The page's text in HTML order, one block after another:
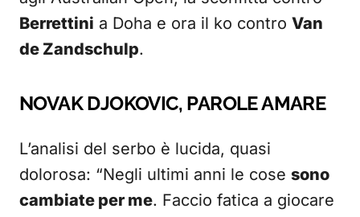
Berrettini a Doha e ora il ko contro Van
de Zandschulp.
NOVAK DJOKOVIC, PAROLE AMARE
L’analisi del serbo è lucida, quasi
dolorosa: “Negli ultimi anni le cose sono
cambiate per me. Faccio fatica a giocare